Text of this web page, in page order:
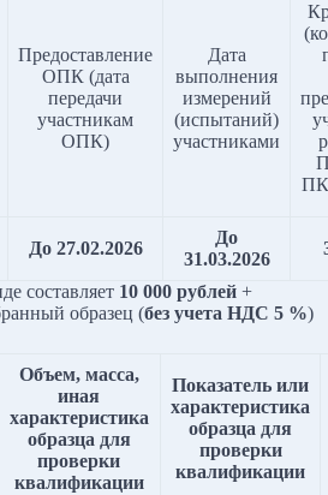
Предоставление
ОПК (дата
передачи
участникам
ОПК)
Дата
выполнения
измерений
(испытаний)
участниками
ПК
До 27.02.2026
До
31.03.2026
составляет 10 000 рублей +
образец (без учета НДС 5 %)
Объем, масса,
иная
характеристика
образца для
проверки
квалификации
Показатель или
характеристика
образца для
проверки
квалификации